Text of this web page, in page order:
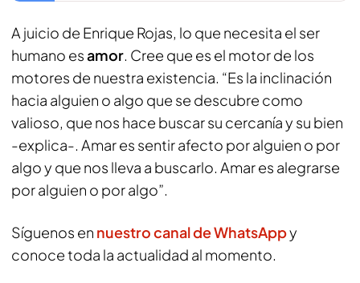
A juicio de Enrique Rojas, lo que necesita el ser
humano esamor. Cree que es el motor de los
motores de nuestra existencia. “Es la inclinación
hacia alguien o algo que se descubre como
valioso, que nos hace buscar su cercanía y su bien
-explica-. Amar es sentir afecto por alguien o por
algo y que nos lleva a buscarlo. Amar es alegrarse
por alguien o por algo”.
Síguenos en nuestro canal de WhatsAppy
conoce toda la actualidad al momento.